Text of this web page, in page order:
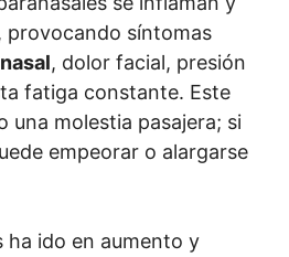
provocando síntomas
, dolor facial, presión
fatiga constante. Este
una molestia pasajera; si
empeorar o alargarse
ha ido en aumento y